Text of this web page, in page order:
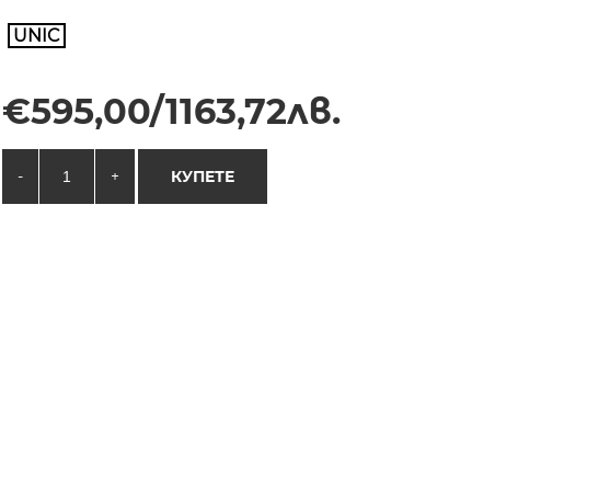
UNIC
€595,00/1163,72лв.
- + КУПЕТЕ